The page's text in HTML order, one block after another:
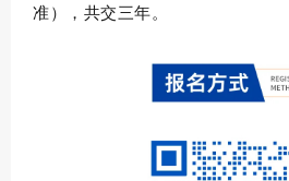
准） ，共交三年。